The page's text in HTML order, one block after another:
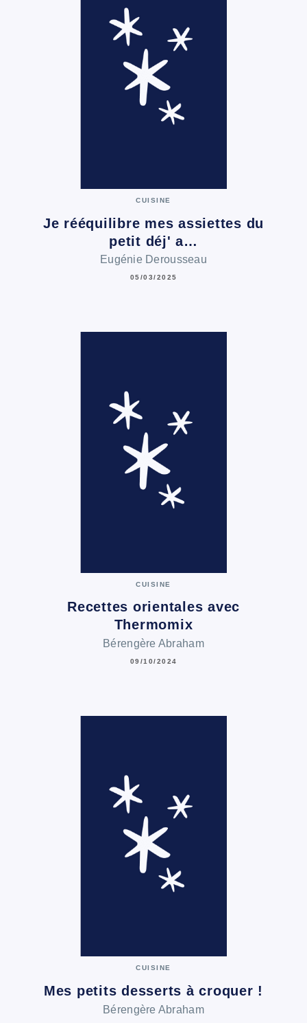
CUISINE
Je rééquilibre mes assiettes du
petit déj' a…
Eugénie Derousseau
05/03/2025
CUISINE
Recettes orientales avec
Thermomix
Bérengère Abraham
09/10/2024
CUISINE
Mes petits desserts à croquer !
Bérengère Abraham